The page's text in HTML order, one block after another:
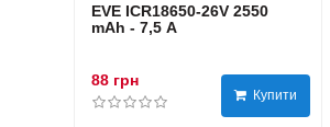
EVE ICR18650-26V 2550
mAh - 7,5 А
88 грн
Купити